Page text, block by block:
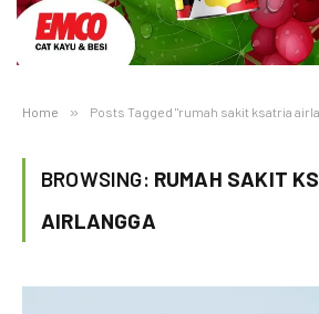
Home » Posts Tagged "rumah sakit ksatria
BROWSING: RUMAH SAKIT
AIRLANGGA